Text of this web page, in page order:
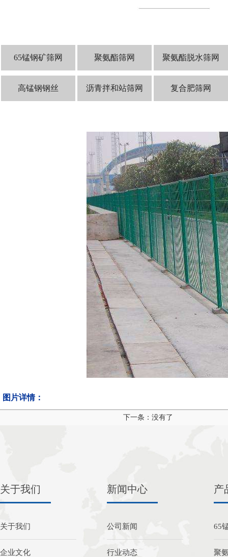
65锰钢矿筛网 聚氨酯筛网 聚氨酯脱水筛网
高锰钢钢丝 沥青拌和站筛网 复合肥筛网
图片详情：
下一条：没有了
关于我们
关于我们
企业文化
新闻中心
公司新闻
行业动态
产
65
聚